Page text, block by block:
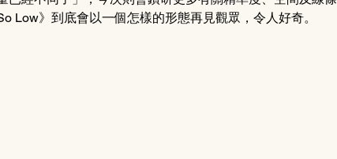
Low》到底會以一個怎樣的形態再見觀眾，令人好奇。